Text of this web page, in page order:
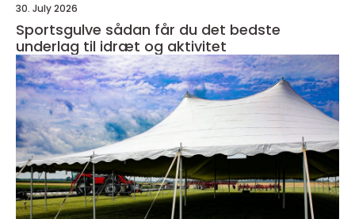
30. July 2026
Sportsgulve sådan får du det bedste
underlag til idræt og aktivitet